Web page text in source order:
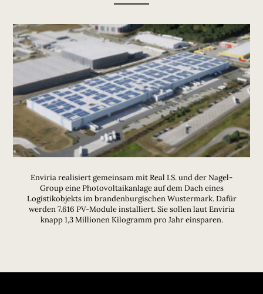
Enviria realisiert gemeinsam mit Real I.S. und der Nagel-
Group eine Photovoltaikanlage auf dem Dach eines
Logistikobjekts im brandenburgischen Wustermark. Dafür
werden 7.616 PV-Module installiert. Sie sollen laut Enviria
knapp 1,3 Millionen Kilogramm pro Jahr einsparen.